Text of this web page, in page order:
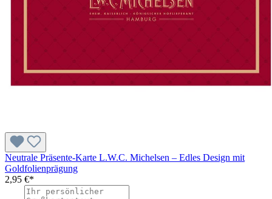
Neutrale Präsente-Karte L.W.C. Michelsen – Edles Design mit
Goldfolienprägung
2,95 €*